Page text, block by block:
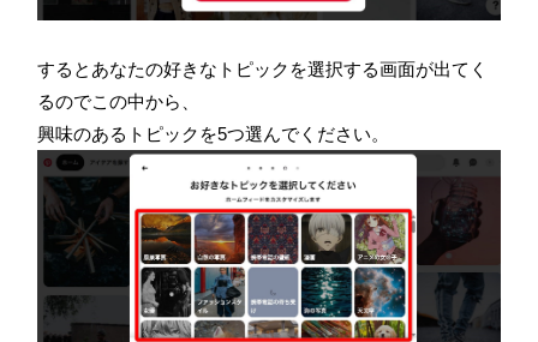
するとあなたの好きなトピックを選択する画面が出てく
るのでこの中から、
興味のあるトピックを5つ選んでください。